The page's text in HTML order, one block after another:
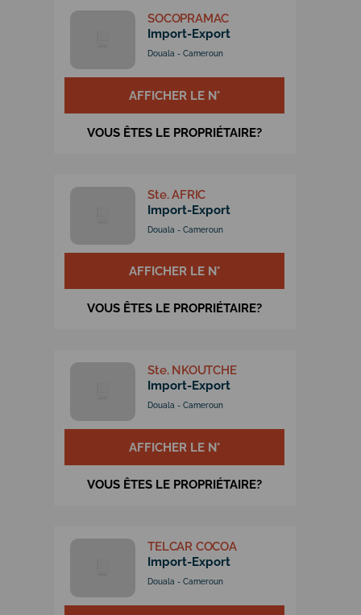
SOCOPRAMAC
Import-Export
Douala - Cameroun
AFFICHER LE N°
VOUS ÊTES LE PROPRIÉTAIRE?
Ste. AFRIC
Import-Export
Douala - Cameroun
AFFICHER LE N°
VOUS ÊTES LE PROPRIÉTAIRE?
Ste. NKOUTCHE
Import-Export
Douala - Cameroun
AFFICHER LE N°
VOUS ÊTES LE PROPRIÉTAIRE?
TELCAR COCOA
Import-Export
Douala - Cameroun